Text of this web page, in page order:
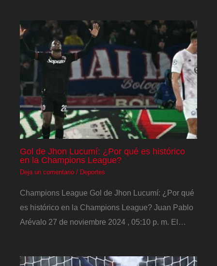
Gol de Jhon Lucumí: ¿Por qué es histórico
en la Champions League?
Deja un comentario / Deportes
Champions League Gol de Jhon Lucumí: ¿Por qué
es histórico en la Champions League? Juan Pablo
Arévalo 27 de noviembre 2024 , 05:10 p. m. El…